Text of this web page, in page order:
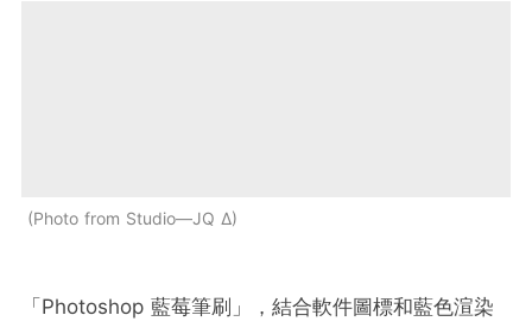
Photo from Studio—JQ ∆
「Photoshop 藍莓筆刷」，結合軟件圖標和藍色渲染